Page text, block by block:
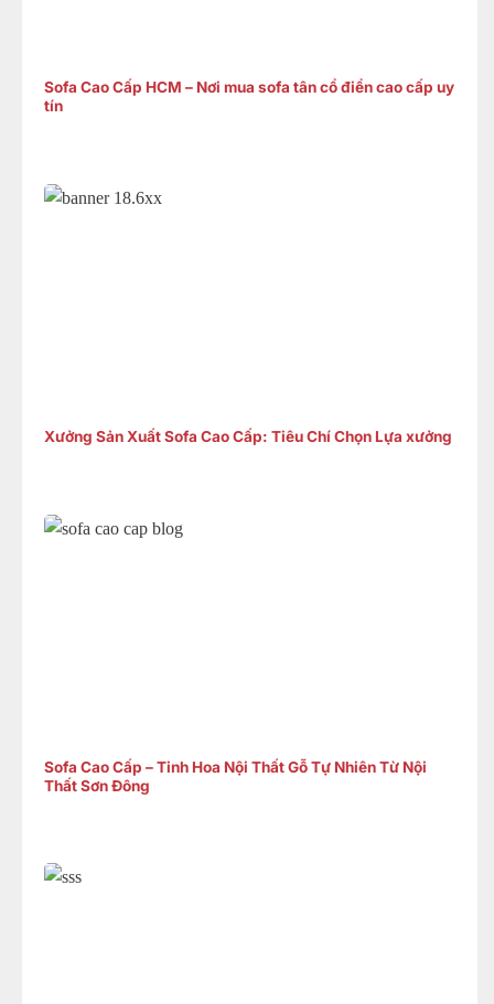
Sofa Cao Cấp HCM – Nơi mua sofa tân cổ điển cao cấp uy
tín
Xưởng Sản Xuất Sofa Cao Cấp: Tiêu Chí Chọn Lựa xưởng
Sofa Cao Cấp – Tinh Hoa Nội Thất Gỗ Tự Nhiên Từ Nội
Thất Sơn Đông